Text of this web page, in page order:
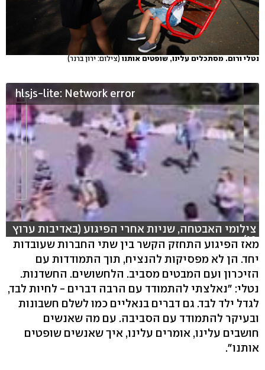
נטלי ורום. מסתכלים עלינו, שופטים אותנו(צילום: ירון ברנר)
hlsjs-lite: Network error
צילומי האבטחה, שניות אחרי הפיגוע (באדיבות ערוץ
10)
מאז הפיגוע התחזק הקשר בין שתי החברות שעובדות
יחד. הן לא מפסיקות להנציח, תוך התמודדות עם
הזיכרון ועם המבטים מסביב. הלחשושים. החשדנות.
נטלי: "נאלצתי להתמודד עם הרבה דברים - לחיות לבד,
לגדל ילד לבד. גם דברים בנאליים כמו לשלם חשבונות
ובעיקר להתמודד עם הסביבה. עם מה שאנשים
חושבים עלינו, אומרים עלינו, איך שאנשים שופטים
אותנו".